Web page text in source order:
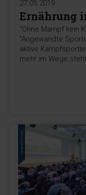
27.05.2019
Ernährung
"Ohne Mampf kein
"Angewandte
aktive
mehr im Wege